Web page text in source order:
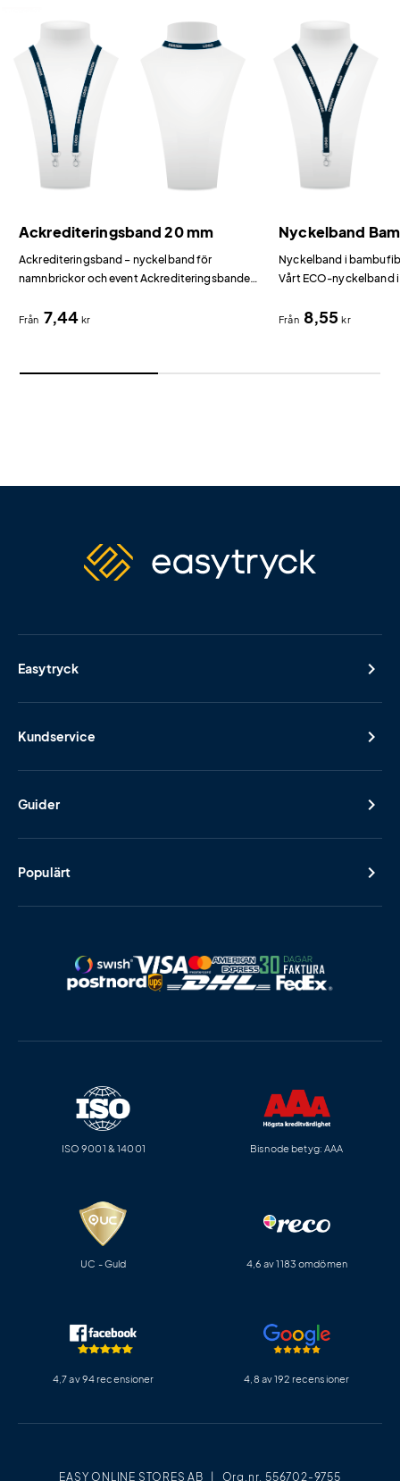
Ackrediteringsband 20 mm
Ackrediteringsband – nyckelband för
namnbrickor och event Ackrediteringsbandet
namnbrickan hänger plant och proffsigt.
Från 7,44kr
Nyckelband
Nyckelband i
Vårt ECO-nyckelband
Från 8,55kr
Easytryck
Kundservice
Guider
Populärt
EASY ONLINE STORES AB | Org.nr. 556702-9755
ISO 9001 & 14001 Bisnode betyg: AAA
UC - Guld 4,6 av 1183 omdömen
4,7 av 94 recensioner 4,8 av 192 recensioner